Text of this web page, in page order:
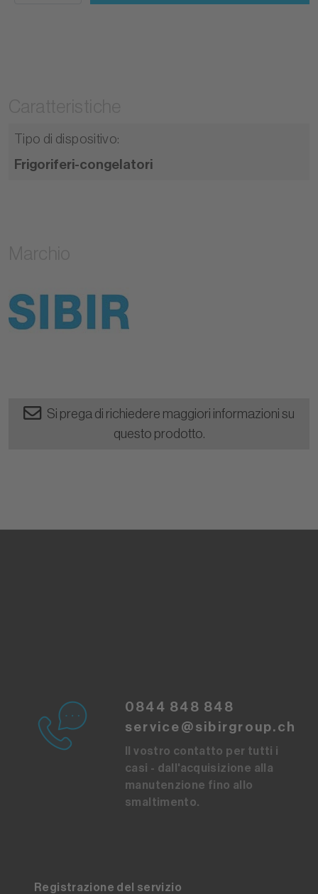
Tipo di dispositivo:
Frigoriferi-congelatori
Si prega di richiedere maggiori informazioni su
questo prodotto.
0844 848 848
service@sibirgroup.ch
Il vostro contatto per tutti i
casi - dall'acquisizione alla
manutenzione fino allo
smaltimento.
Registrazione del servizio